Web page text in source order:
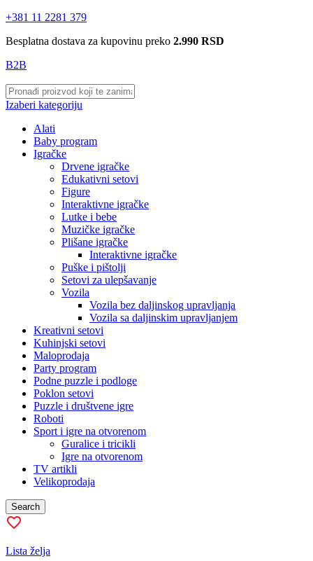
+381 11 2281 379
Besplatna dostava za kupovinu preko 2.990 RSD
B2B
Izaberi kategoriju
Alati
Baby program
Igračke
Drvene igračke
Edukativni setovi
Figure
Interaktivne igračke
Lutke i bebe
Muzičke igračke
Plišane igračke
Interaktivne igračke
Puške i pištolji
Setovi za ulepšavanje
Vozila
Vozila bez daljinskog upravljanja
Vozila sa daljinskim upravljanjem
Kreativni setovi
Kuhinjski setovi
Maloprodaja
Party program
Podne puzzle i podloge
Poklon setovi
Puzzle i društvene igre
Roboti
Sport i igre na otvorenom
Guralice i tricikli
Igre na otvorenom
TV artikli
Velikoprodaja
Search
Lista želja